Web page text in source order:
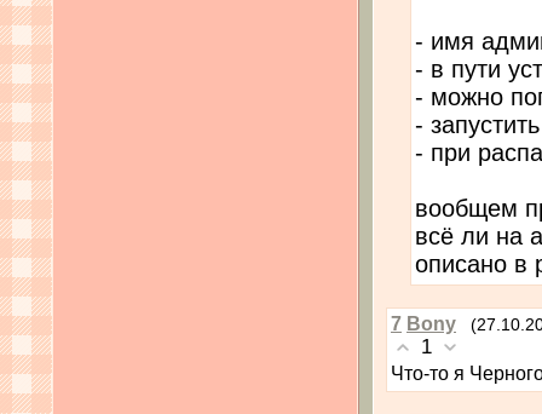
- имя
- в пути
- можно
-
- при
вообщем
всё ли на
описано
7 Bony
1
Что-то я